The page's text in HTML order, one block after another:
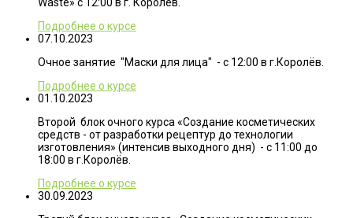
Подробнее о курсе
07.10.2023
Очное занятие "Маски для лица" - с 12:00 в г.Королёв.
Подробнее о курсе
01.10.2023
Второй блок очного курса «Создание косметических
средств - от разработки рецептур до технологии
изготовления» (интенсив выходного дня) - с 11:00 до
18:00 в г.Королёв.
Подробнее о курсе
30.09.2023